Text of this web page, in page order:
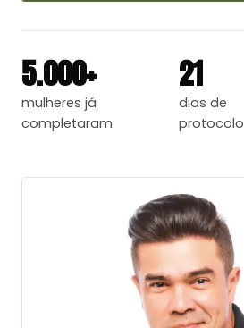
5.000+
mulheres já
completaram
21
dias de
protocolo